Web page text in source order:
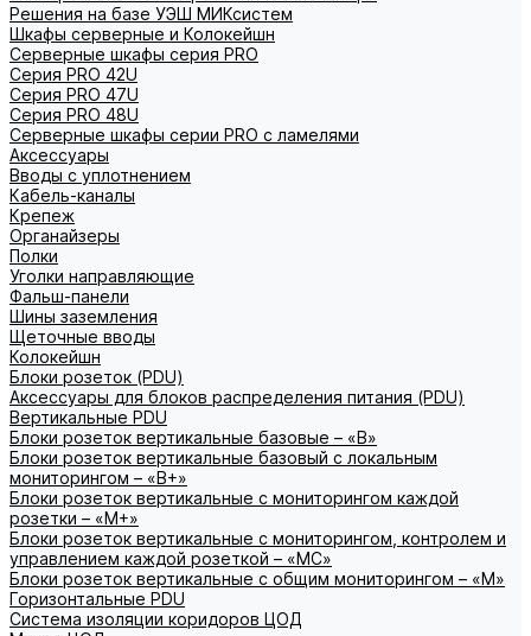
Решения на базе УЭШ МИКсистем
Шкафы серверные и Колокейшн
Серверные шкафы серия PRO
Серия PRO 42U
Серия PRO 47U
Серия PRO 48U
Серверные шкафы серии PRO с ламелями
Аксессуары
Вводы с уплотнением
Кабель-каналы
Крепеж
Органайзеры
Полки
Уголки направляющие
Фальш-панели
Шины заземления
Щеточные вводы
Колокейшн
Блоки розеток (PDU)
Аксессуары для блоков распределения питания (PDU)
Вертикальные PDU
Блоки розеток вертикальные базовые – «В»
Блоки розеток вертикальные базовый с локальным
мониторингом – «В+»
Блоки розеток вертикальные с мониторингом каждой
розетки – «М+»
Блоки розеток вертикальные с мониторингом, контролем и
управлением каждой розеткой – «МС»
Блоки розеток вертикальные с общим мониторингом – «М»
Горизонтальные PDU
Система изоляции коридоров ЦОД